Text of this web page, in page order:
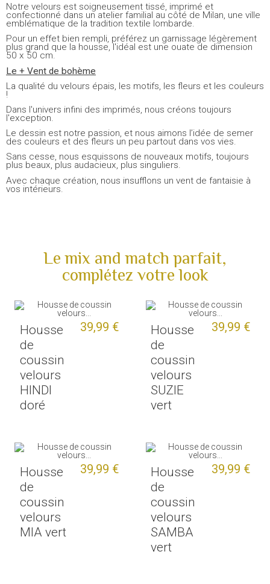
Notre velours est soigneusement tissé, imprimé et
confectionné dans un atelier familial au côté de Milan, une ville
emblématique de la tradition textile lombarde.
Pour un effet bien rempli, préférez un garnissage légèrement
plus grand que la housse, l'idéal est une ouate de dimension
50 x 50 cm.
Le + Vent de bohème
La qualité du velours épais, les motifs, les fleurs et les couleurs
!
Dans l'univers infini des imprimés, nous créons toujours
l'exception.
Le dessin est notre passion, et nous aimons l’idée de semer
des couleurs et des fleurs un peu partout dans vos vies.
Sans cesse, nous esquissons de nouveaux motifs, toujours
plus beaux, plus audacieux, plus singuliers.
Avec chaque création, nous insufflons un vent de fantaisie à
vos intérieurs.
Le mix and match parfait,
complétez votre look
Housse
de
coussin
velours
HINDI
doré
39,99 €
Housse
de
coussin
velours
SUZIE
vert
39,99 €
Housse
de
coussin
velours
MIA vert
39,99 €
Housse
de
coussin
velours
SAMBA
vert
39,99 €